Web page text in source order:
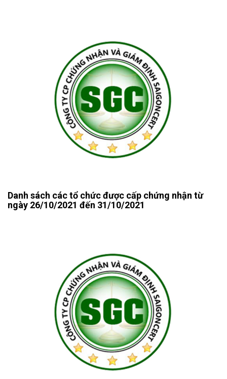
Danh sách các tổ chức được cấp chứng nhận từ
ngày 26/10/2021 đến 31/10/2021